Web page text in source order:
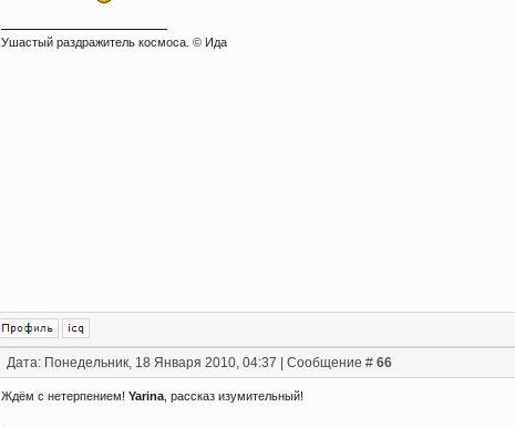
Ушастый раздражитель космоса. © Ида
Дата: Понедельник, 18 Января 2010, 04:37 | Сообщение # 66
Ждём с нетерпением! Yarina , рассказ изумительный!